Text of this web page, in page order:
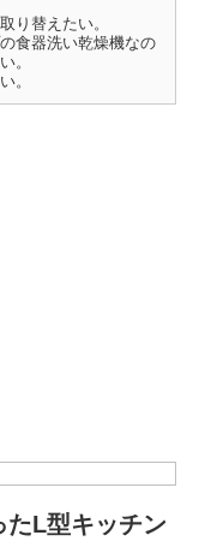
り替えたい。
食器洗い乾燥機なの
。
。
たL型キッチン